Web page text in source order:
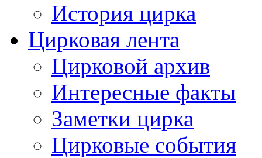
История цирка
Цирковая лента
Цирковой архив
Интересные факты
Заметки цирка
Цирковые события